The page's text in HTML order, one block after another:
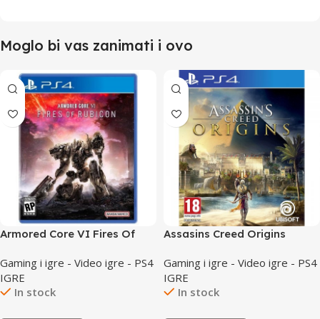
Moglo bi vas zanimati i ovo
Armored Core VI Fires Of
Gaming i igre - Video igre - PS4
IGRE
In stock
Assasins Creed Origins
Gaming i igre - Video igre - PS4
IGRE
In stock